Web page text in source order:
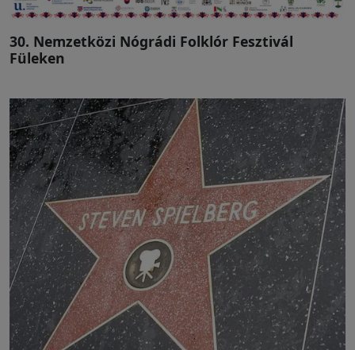
30. Nemzetközi Nógrádi Folklór Fesztivál
Füleken